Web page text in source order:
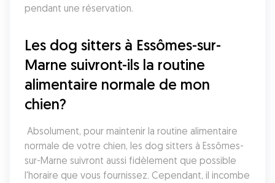
pendant une réservation.
Les dog sitters à Essômes-sur-
Marne suivront-ils la routine
alimentaire normale de mon
chien?
normale de votre chien, les dog sitters à Essômes-
sur-Marne suivront aussi fidèlement que possible
l'horaire que vous fournissez. Cependant, il incombe